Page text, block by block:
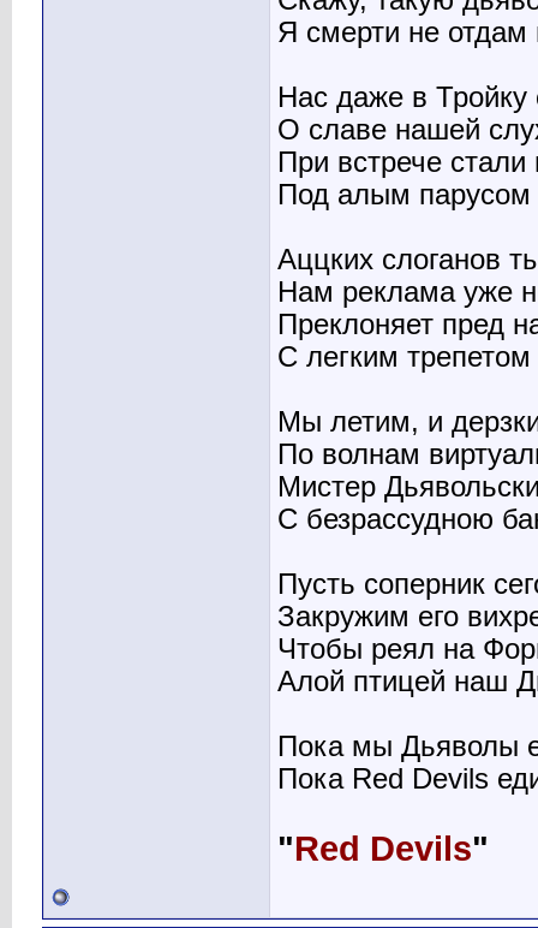
Я смерти не
Нас даже в Тройку
О славе нашей
При встрече
Под алым парусом
Аццких слоганов
Нам реклама уже
Преклоняет пред
С легким
Мы летим, и
По волнам
Мистер
С безрассудною
Пусть соперник
Закружим его
Чтобы реял на
Алой птицей наш
Пока мы Дьяволы
Пока Red Devils
"Red Devils"